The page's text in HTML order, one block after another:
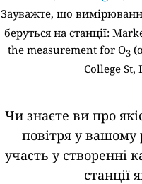
Зауважте, що
беруться на станції:
the measurement for O3
College St,
Чи знаєте ви про
повітря у вашому
участь у створенні
станції